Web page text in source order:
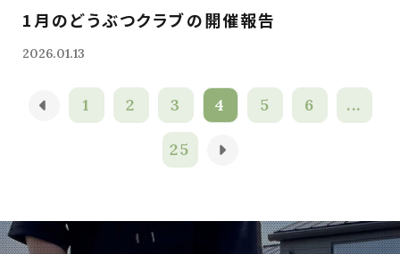
1月のどうぶつクラブの開催報告
2026.01.13
1 2 3 4 5 6 ...
25